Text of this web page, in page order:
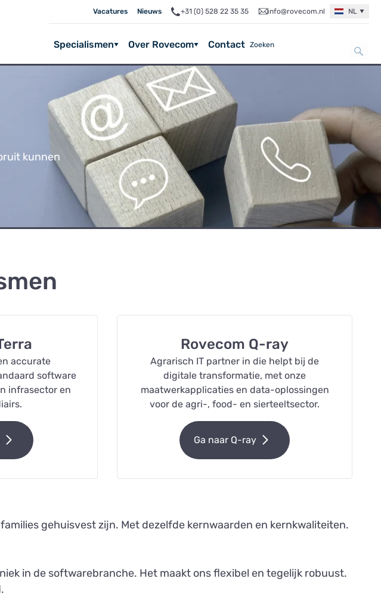
Vacatures Nieuws +31 (0) 528 22 35 35 info@rovecom.nl NL
Specialismen Over Rovecom Contact
kunnen
accurate
software
infrasector en
Rovecom Q-ray
Agrarisch IT partner in die helpt bij de
digitale transformatie, met onze
maatwerkapplicaties en data-oplossingen
voor de agri-, food- en sierteeltsector.
Ga naar Q-ray
gehuisvest zijn. Met dezelfde kernwaarden en kernkwaliteiten.
in de softwarebranche. Het maakt ons flexibel en tegelijk robuust.